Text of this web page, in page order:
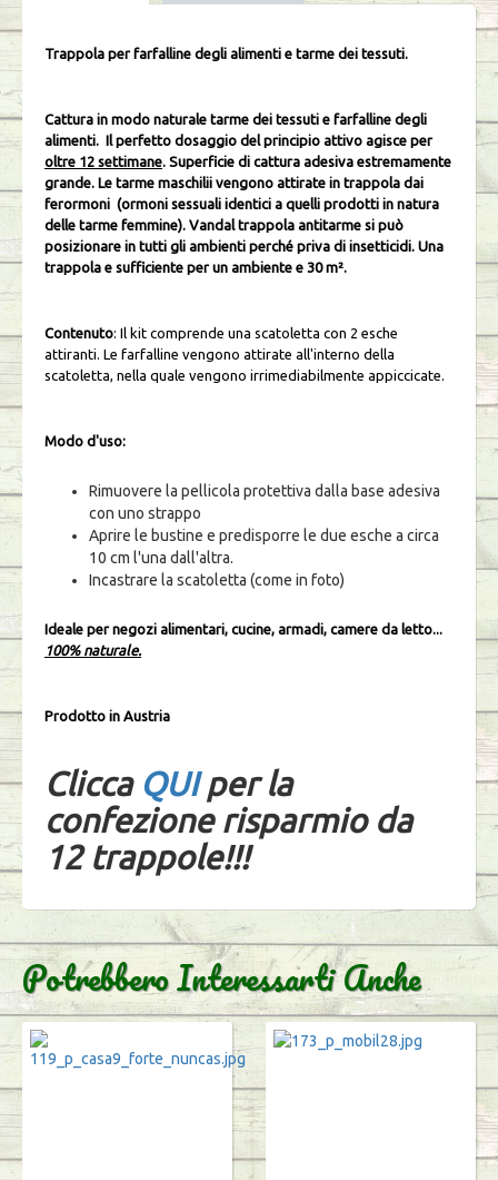
Trappola per farfalline degli alimenti e tarme dei tessuti.
Cattura in modo naturale tarme dei tessuti e farfalline degli
alimenti. Il perfetto dosaggio del principio attivo agisce per
oltre 12 settimane. Superficie di cattura adesiva estremamente
grande. Le tarme maschilii vengono attirate in trappola dai
ferormoni (ormoni sessuali identici a quelli prodotti in natura
delle tarme femmine). Vandal trappola antitarme si può
posizionare in tutti gli ambienti perché priva di insetticidi. Una
trappola e sufficiente per un ambiente e 30 m².
Contenuto: Il kit comprende una scatoletta con 2 esche
attiranti. Le farfalline vengono attirate all'interno della
scatoletta, nella quale vengono irrimediabilmente appiccicate.
Modo d'uso:
Rimuovere la pellicola protettiva dalla base adesiva
con uno strappo
Aprire le bustine e predisporre le due esche a circa
10 cm l'una dall'altra.
Incastrare la scatoletta (come in foto)
Ideale per negozi alimentari, cucine, armadi, camere da letto...
100% naturale.
Prodotto in Austria
Clicca QUIper la
confezione risparmio da
12 trappole!!!
Potrebbero Interessarti Anche